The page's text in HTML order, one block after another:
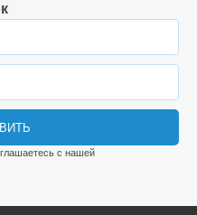
с нашей